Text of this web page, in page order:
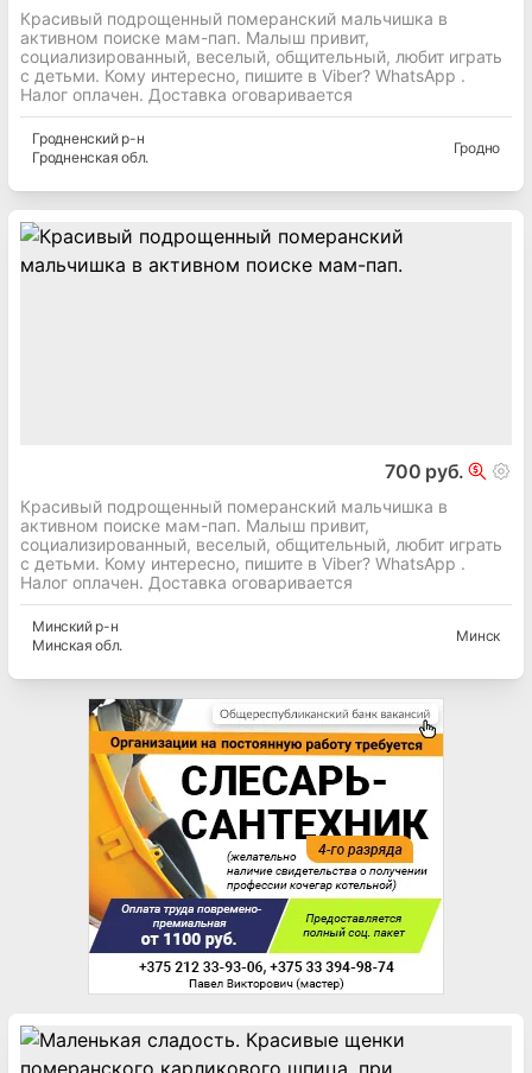
Красивый подрощенный померанский мальчишка в
активном поиске мам-пап. Малыш привит,
социализированный, веселый, общительный, любит играть
с детьми. Кому интересно, пишите в Viber? WhatsApp .
Налог оплачен. Доставка оговаривается
Гродненскийр-н
Гродненская обл.
Гродно
700 руб.
Красивый подрощенный померанский мальчишка в
активном поиске мам-пап. Малыш привит,
социализированный, веселый, общительный, любит играть
с детьми. Кому интересно, пишите в Viber? WhatsApp .
Налог оплачен. Доставка оговаривается
Минскийр-н
Минская обл.
Минск